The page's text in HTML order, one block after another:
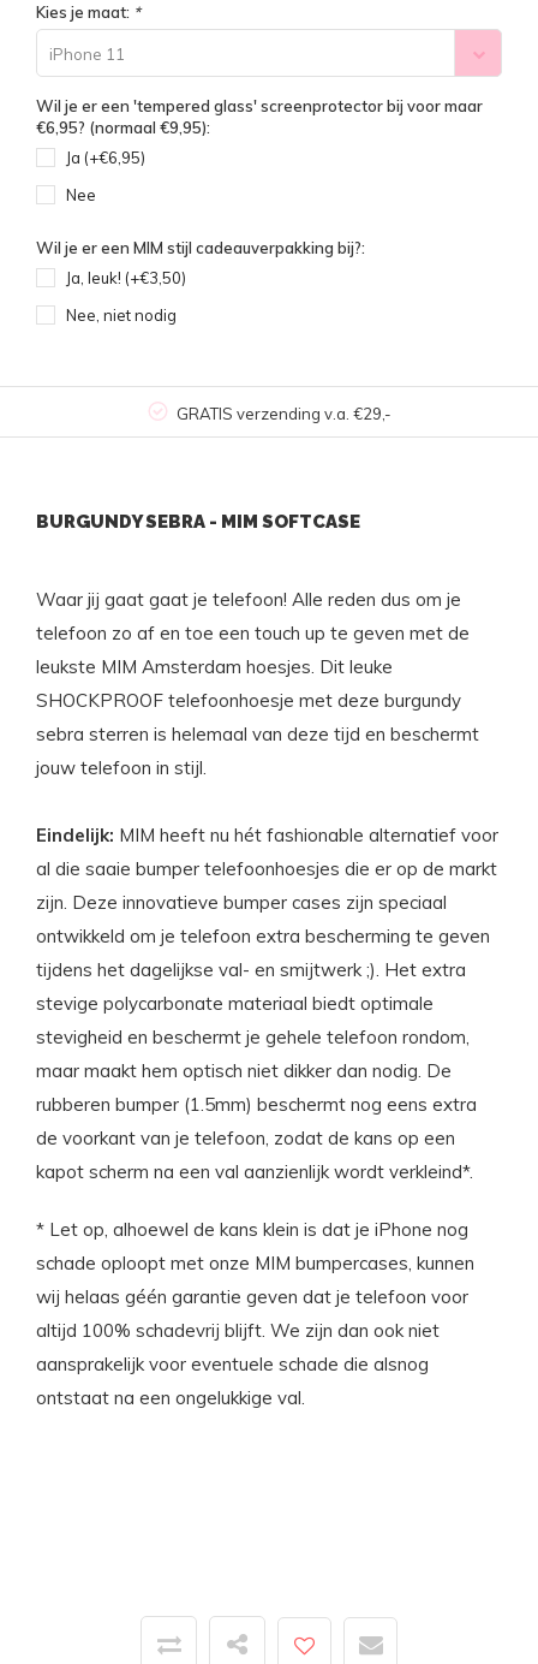
Kies je maat: *
iPhone 11
Wil je er een 'tempered glass' screenprotector bij voor maar
€6,95? (normaal €9,95):
Ja (+€6,95)
Nee
Wil je er een MIM stijl cadeauverpakking bij?:
Ja, leuk! (+€3,50)
Nee, niet nodig
GRATIS verzending v.a. €29,-
BURGUNDY SEBRA - MIM SOFTCASE
Waar jij gaat gaat je telefoon! Alle reden dus om je
telefoon zo af en toe een touch up te geven met de
leukste MIM Amsterdam hoesjes. Dit leuke
SHOCKPROOF telefoonhoesje met deze burgundy
sebra sterren is helemaal van deze tijd en beschermt
jouw telefoon in stijl.
Eindelijk: MIM heeft nu hét fashionable alternatief voor
al die saaie bumper telefoonhoesjes die er op de markt
zijn. Deze innovatieve bumper cases zijn speciaal
ontwikkeld om je telefoon extra bescherming te geven
tijdens het dagelijkse val- en smijtwerk ;). Het extra
stevige polycarbonate materiaal biedt optimale
stevigheid en beschermt je gehele telefoon rondom,
maar maakt hem optisch niet dikker dan nodig. De
rubberen bumper (1.5mm) beschermt nog eens extra
de voorkant van je telefoon, zodat de kans op een
kapot scherm na een val aanzienlijk wordt verkleind*.
* Let op, alhoewel de kans klein is dat je iPhone nog
schade oploopt met onze MIM bumpercases, kunnen
wij helaas géén garantie geven dat je telefoon voor
altijd 100% schadevrij blijft. We zijn dan ook niet
aansprakelijk voor eventuele schade die alsnog
ontstaat na een ongelukkige val.